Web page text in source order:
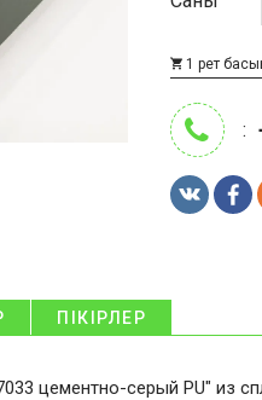
1 рет
:
ПІКІРЛЕР
цементно-серый PU" из